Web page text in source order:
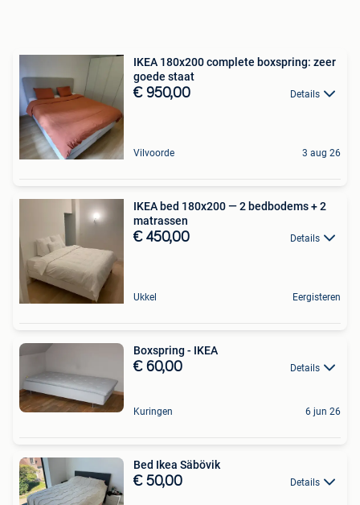
IKEA 180x200 complete boxspring: zeer
goede staat
€ 950,00 Details
Vilvoorde 3 aug 26
IKEA bed 180x200 — 2 bedbodems + 2
matrassen
€ 450,00 Details
Ukkel Eergisteren
Boxspring - IKEA
€ 60,00 Details
Kuringen 6 jun 26
Bed Ikea Säbövik
€ 50,00 Details